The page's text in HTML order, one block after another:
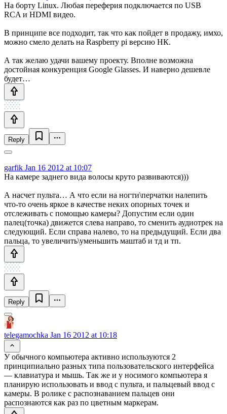
На борту Linux. Любая переферия подключается по USB
RCA и HDMI видео.
В принципе все подходит, так что как пойдет в продажу, имхо,
можно смело делать на Raspberry pi версию НК.
А так желаю удачи вашему проекту. Вполне возможна
достойная конкуренция Google Glasses. И наверно дешевле
будет…
Reply
garfik Jan 16 2012 at 10:07
На камере заднего вида волосы круто развиваются)))
А насчет пульта… А что если на ногти\перчатки налепить
что-то очень яркое в качестве неких опорных точек и
отслеживать с помощью камеры? Допустим если один
палец(точка) движется слева направо, то сменить аудиотрек на
следующий. Если справа налево, то на предыдущий. Если два
пальца, то увеличить\уменьшить маштаб и тд и тп.
Reply
telegamochka Jan 16 2012 at 10:18
У обычного компьютера активно используются 2
принципиально разных типа пользовательского интерфейса
— клавиатура и мышь. Так же и у носимого компьютера я
планирую использовать и ввод с пульта, и пальцевый ввод с
камеры. В ролике с распознаванием пальцев они
распознаются как раз по цветным маркерам.